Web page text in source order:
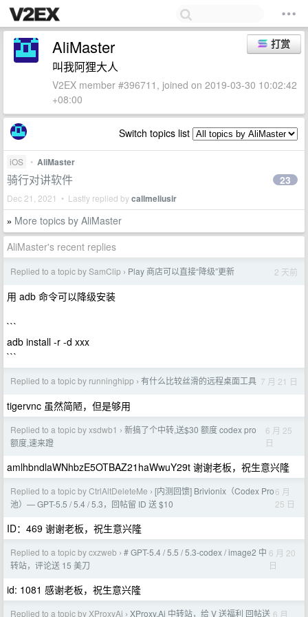
打赏
AliMaster
叫我阿狸大人
V2EX member #396711, joined on 2019-03-30 10:02:42
+08:00
Switch topics list
iOS • AliMaster
骑行对讲软件
Dec 21, 2021 • Lastly replied bycallmeliusir
23
» More topics by AliMaster
AliMaster's recent replies
Replied to a topic by SamClip › Play 商店可以直接“降级”更新 2 天前
用 adb 命令可以降级安装
```
adb install -r -d xxx
```
Replied to a topic by runninghipp › 有什么比较丝滑的远程桌面工具 7 月 21 日
tigervnc 虽然简陋，但是够用
Replied to a topic by xsdwb1 › 新搞了个中转,送$30 额度 codex pro
额度,速来蹬
6 月 25
日
amlhbndlaWNhbzE5OTBAZ21haWwuY29t 谢谢老板，祝生意兴隆
Replied to a topic by CtrlAltDeleteMe › [内测回馈] Brivionix（Codex Pro
池）— GPT-5.5 / 5.4 / 5.3，回帖留 ID 送 $10
6 月
25 日
ID：469 谢谢老板，祝生意兴隆
Replied to a topic by cxzweb › # GPT-5.4 / 5.5 / 5.3-codex / image2 中
转站，评论送 15 美刀
6 月 20
日
id: 1081 感谢老板，祝生意兴隆
Replied to a topic by XProxyAi › XProxy.Ai 中转站，给 V 送福利 回帖送 6 月